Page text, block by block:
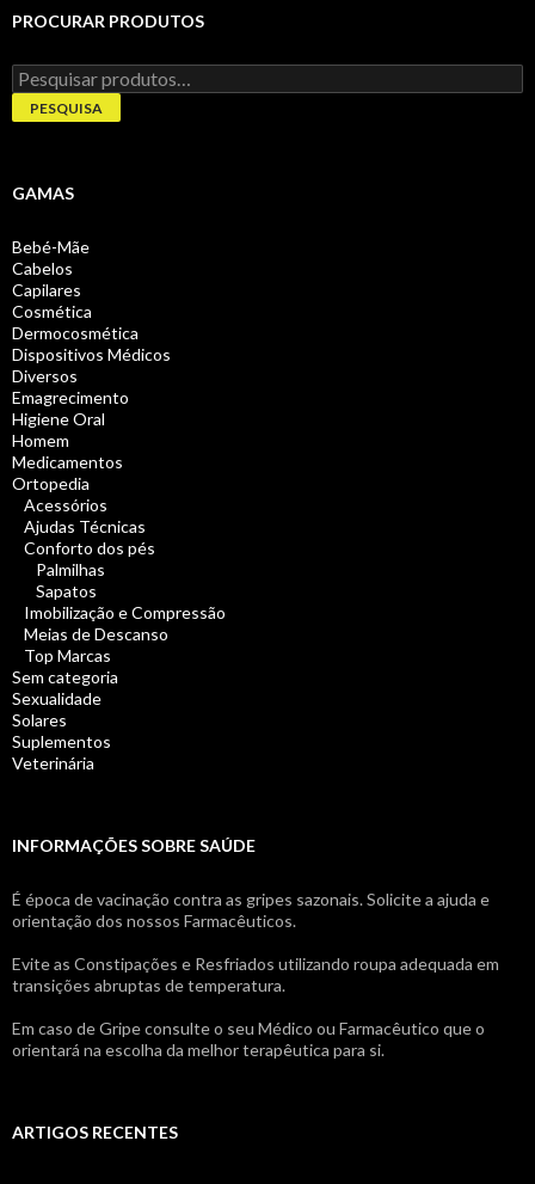
PROCURAR PRODUTOS
Pesquisar
por:
PESQUISA
GAMAS
Bebé-Mãe
Cabelos
Capilares
Cosmética
Dermocosmética
Dispositivos Médicos
Diversos
Emagrecimento
Higiene Oral
Homem
Medicamentos
Ortopedia
Acessórios
Ajudas Técnicas
Conforto dos pés
Palmilhas
Sapatos
Imobilização e Compressão
Meias de Descanso
Top Marcas
Sem categoria
Sexualidade
Solares
Suplementos
Veterinária
INFORMAÇÕES SOBRE SAÚDE
É época de vacinação contra as gripes sazonais. Solicite a ajuda e
orientação dos nossos Farmacêuticos.
Evite as Constipações e Resfriados utilizando roupa adequada em
transições abruptas de temperatura.
Em caso de Gripe consulte o seu Médico ou Farmacêutico que o
orientará na escolha da melhor terapêutica para si.
ARTIGOS RECENTES